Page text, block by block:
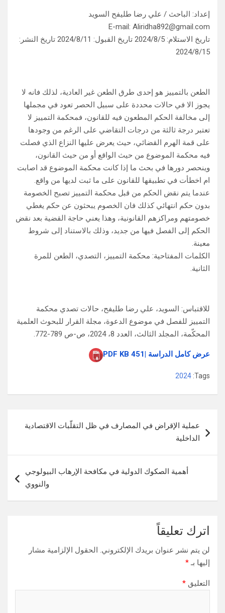
إعداد: الباحث / علي رضا طليفح السويد
E-mail: Aliridha892@gmail.com
تاريخ الاستلام: 2024/8/5 تاريخ القبول: 2024/8/11 تاريخ النشر:
2024/8/15
الطعن بالتمييز هو إحدى طرق الطعن غير العادية، لذلك فانه لا
يجوز الا في حالات محددة على سبيل الحصر تعود في مجملها
إلى مخالفة الحكم المطعون فيه للقانون، فمحكمة التمييز لا
تعتبر درجة ثالثة من درجات التقاضي على الرغم من وجودها
على قمة الهرم القضائي، حيث يعرض عليها النزاع الذي فصلت
فيه محكمة الموضوع من حيث الواقع أو من حيث القانون،
وينحصر دورها في بحث ما إذا كانت محكمة الموضوع قد اصابت
ام اخطأت في تطبيقها للقانون على ما ثبت لديها من واقع.
عندما يتم نقض الحكم من قبل محكمة التمييز تصبح الخصومة
بدون حكم انتهائي كذلك فان الخصوم يبحثون عن حكم يغطي
خصومتهم ومراكزهم القانونية، وهذا يعني حاجة القضية بعد نقض
الحكم إلى الفصل فيها من جديد، وذلك بالاستناد إلى شروط
معينة.
الكلمات المفتاحية: محكمة التمييز، التصدي، الطعن للمرة
الثانية.
للاقتباس: السويد، علي رضا طليفح، حالات تصدي محكمة
التمييز للفصل في موضوع الدعوة، مجلة القرار للبحوث العلمية
المحكّمة، المجلد الثالث، العدد 8، 2024، ص-ص 789-772.
عرض كامل الدراسة |451 PDF KB
Tags:
2024
المقالات
عملية الإقراض في المصارف في ظل التقلّبات الاقتصادية
الداخلية
أهمية الصكوك الدولية في مكافحة الإرهاب البيولوجي
والنووي
اترك تعليقاً
لن يتم نشر عنوان بريدك الإلكتروني. الحقول الإلزامية مشار
إليها بـ*
التعليق *